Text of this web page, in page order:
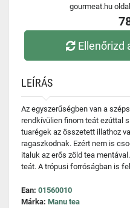
gourmeat.hu
Ellenőrizd
LEÍRÁS
Az egyszerűségben van a
rendkívülien finom teát ezúttal
tuarégek az összetett illathoz
ragaszkodnak. Ezért nem is
italuk az erős zöld tea
teát. A trópusi forróságban is
Ean: 01560010
Márka: Manu tea